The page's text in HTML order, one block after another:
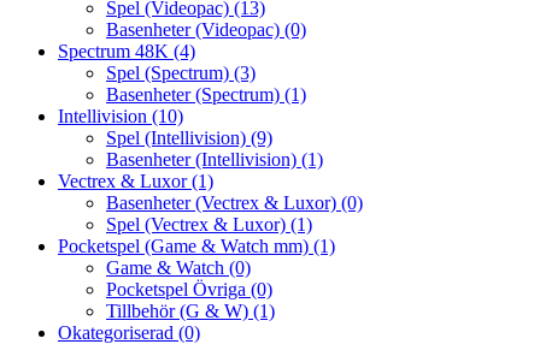
Spel (Videopac) (13)
Basenheter (Videopac) (0)
Spectrum 48K (4)
Spel (Spectrum) (3)
Basenheter (Spectrum) (1)
Intellivision (10)
Spel (Intellivision) (9)
Basenheter (Intellivision) (1)
Vectrex & Luxor(1)
Basenheter (Vectrex & Luxor) (0)
Spel (Vectrex & Luxor) (1)
Pocketspel (Game & Watch mm) (1)
Game & Watch (0)
Pocketspel Övriga (0)
Tillbehör (G & W) (1)
Okategoriserad (0)